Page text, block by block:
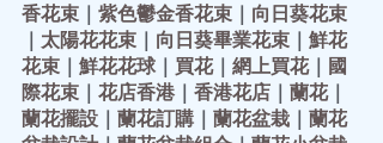
香花束 ｜ 紫色鬱金香花束 ｜ 向日葵花束
｜ 太陽花花束 ｜ 向日葵畢業花束 ｜ 鮮花
花束 ｜ 鮮花花球 ｜ 買花｜ 網上買花｜ 國
際花束 ｜ 花店香港 ｜ 香港花店 ｜ 蘭花｜
蘭花擺設 ｜ 蘭花訂購 ｜ 蘭花盆栽 ｜ 蘭花